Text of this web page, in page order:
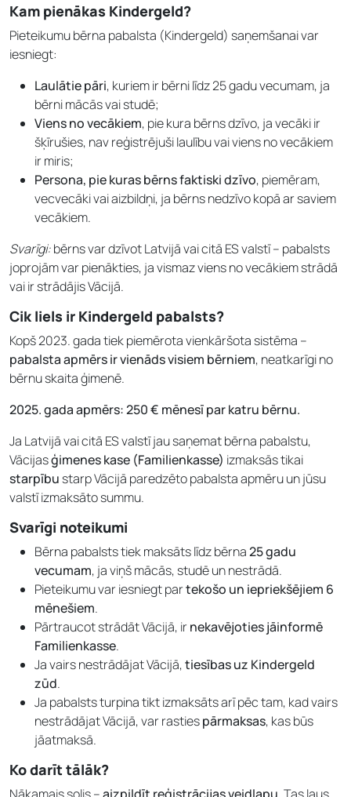
Kam pienākas Kindergeld?
Pieteikumu bērna pabalsta (Kindergeld) saņemšanai var
iesniegt:
Laulātie pāri, kuriem ir bērni līdz 25 gadu vecumam, ja
bērni mācās vai studē;
Viens no vecākiem, pie kura bērns dzīvo, ja vecāki ir
šķīrušies, nav reģistrējuši laulību vai viens no vecākiem
ir miris;
Persona, pie kuras bērns faktiski dzīvo, piemēram,
vecvecāki vai aizbildņi, ja bērns nedzīvo kopā ar saviem
vecākiem.
Svarīgi:bērns var dzīvot Latvijā vai citā ES valstī – pabalsts
joprojām var pienākties, ja vismaz viens no vecākiem strādā
vai ir strādājis Vācijā.
Cik liels ir Kindergeld pabalsts?
Kopš 2023. gada tiek piemērota vienkāršota sistēma –
pabalsta apmērs ir vienāds visiem bērniem, neatkarīgi no
bērnu skaita ģimenē.
2025. gada apmērs:250 € mēnesī par katru bērnu.
Ja Latvijā vai citā ES valstī jau saņemat bērna pabalstu,
Vācijasģimenes kase (Familienkasse) izmaksās tikai
starpību starp Vācijā paredzēto pabalsta apmēru un jūsu
valstī izmaksāto summu.
Svarīgi noteikumi
Bērna pabalsts tiek maksāts līdz bērna25 gadu
vecumam, ja viņš mācās, studē un nestrādā.
Pieteikumu var iesniegt partekošo un iepriekšējiem 6
mēnešiem.
Pārtraucot strādāt Vācijā, irnekavējoties jāinformē
Familienkasse.
Ja vairs nestrādājat Vācijā,tiesības uz Kindergeld
zūd.
Ja pabalsts turpina tikt izmaksāts arī pēc tam, kad vairs
nestrādājat Vācijā, var rastiespārmaksas, kas būs
jāatmaksā.
Ko darīt tālāk?
Nākamais solis –aizpildīt reģistrācijas veidlapu . Tas ļaus